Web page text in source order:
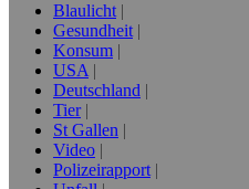
Blaulicht
Gesundheit
Konsum
USA
Deutschland
Tier
St Gallen
Video
Polizeirapport